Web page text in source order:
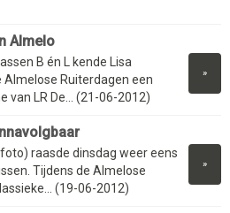
Almelo
»
B én L kende Lisa
Ruiterdagen een
van LR De... (21-06-2012)
»
raasde dinsdag weer eens
Tijdens de Almelose
(19-06-2012)